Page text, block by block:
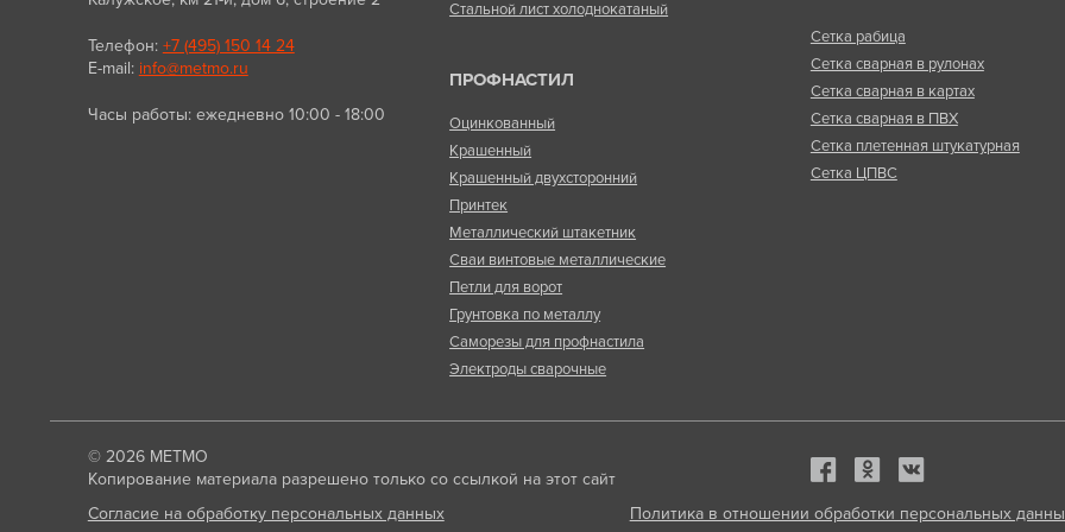
Телефон: +7 (495) 150 14 24
E-mail: info@metmo.ru
Часы работы: ежедневно 10:00 - 18:00
Стальной лист холоднокатаный
ПРОФНАСТИЛ
Оцинкованный
Крашенный
Крашенный двухсторонний
Принтек
Металлический штакетник
Сваи винтовые металлические
Петли для ворот
Грунтовка по металлу
Саморезы для профнастила
Электроды сварочные
Сетка рабица
Сетка сварная в рулонах
Сетка сварная в картах
Сетка сварная в ПВХ
Сетка плетенная штукатурная
Сетка ЦПВС
© 2026 МЕТМО
Копирование материала разрешено только со ссылкой на этот сайт
Согласие на обработку персональных данных
Политика в отношении обработки персональных